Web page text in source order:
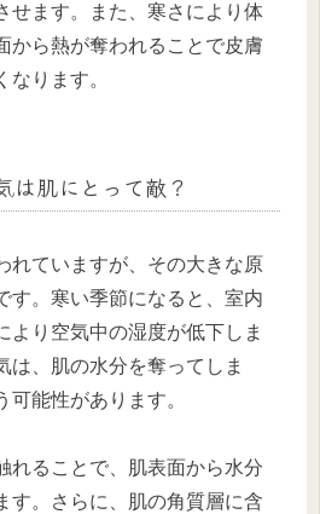
せます。また、寒さにより体
から熱が奪われることで皮膚
なります。
は肌にとって敵？
れていますが、その大きな原
す。寒い季節になると、室内
より空気中の湿度が低下しま
は、肌の水分を奪ってしま
可能性があります。
れることで、肌表面から水分
す。さらに、肌の角質層に含